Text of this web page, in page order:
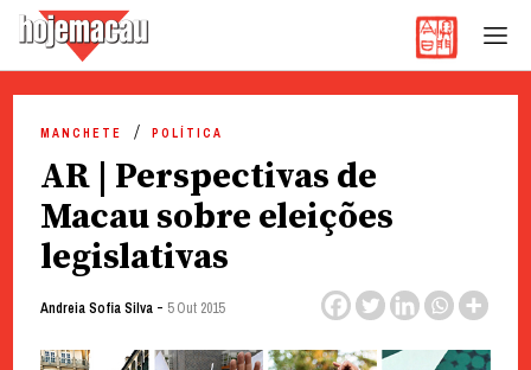
content
MANCHETE POLÍTICA
AR | Perspectivas de
Macau sobre eleições
legislativas
Andreia Sofia Silva- 5 Out 2015